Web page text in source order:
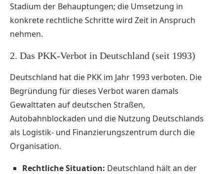
Stadium der Behauptungen; die Umsetzung in
konkrete rechtliche Schritte wird Zeit in Anspruch
nehmen.
2. Das PKK-Verbot in Deutschland (seit 1993)
Deutschland hat die PKK im Jahr 1993 verboten. Die
Begründung für dieses Verbot waren damals
Gewalttaten auf deutschen Straßen,
Autobahnblockaden und die Nutzung Deutschlands
als Logistik- und Finanzierungszentrum durch die
Organisation.
Rechtliche Situation: Deutschland hält an der